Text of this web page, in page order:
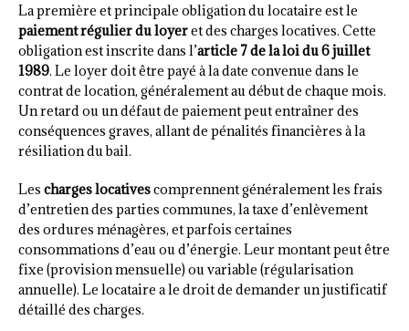
La première et principale obligation du locataire est le
paiement régulier du loyeret des charges locatives. Cette
obligation est inscrite dans l’article 7 de la loi du 6 juillet
1989. Le loyer doit être payé à la date convenue dans le
contrat de location, généralement au début de chaque mois.
Un retard ou un défaut de paiement peut entraîner des
conséquences graves, allant de pénalités financières à la
résiliation du bail.
Les charges locativescomprennent généralement les frais
d’entretien des parties communes, la taxe d’enlèvement
des ordures ménagères, et parfois certaines
consommations d’eau ou d’énergie. Leur montant peut être
fixe (provision mensuelle) ou variable (régularisation
annuelle). Le locataire a le droit de demander un justificatif
détaillé des charges.